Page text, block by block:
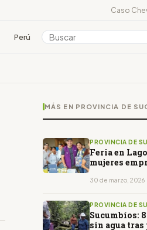
Caso
Perú Colombia
MÁS EN PROVINCIA DE
PROVINCIA DE
Feria en
mujeres
30 de marzo, 2026
PROVINCIA DE
Sucumbíos:
sin agua